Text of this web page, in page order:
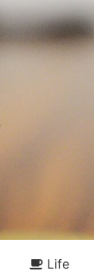
Life